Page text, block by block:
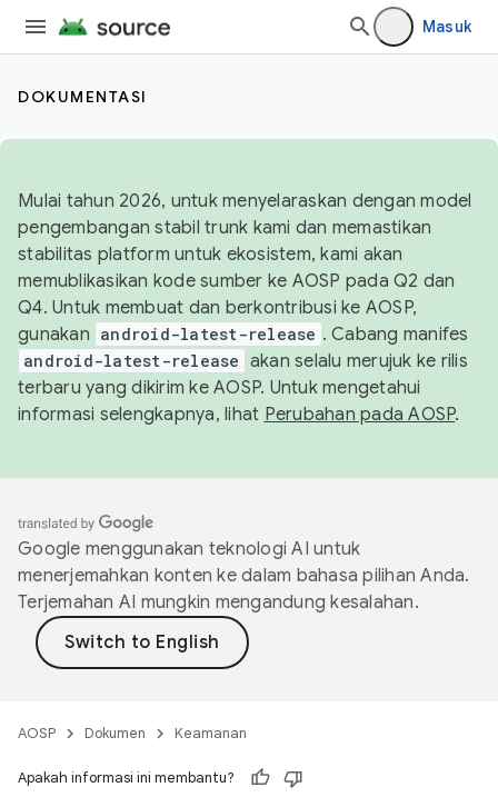
Masuk
DOKUMENTASI
Mulai tahun 2026, untuk menyelaraskan dengan model
pengembangan stabil trunk kami dan memastikan
stabilitas platform untuk ekosistem, kami akan
memublikasikan kode sumber ke AOSP pada Q2 dan
Q4. Untuk membuat dan berkontribusi ke AOSP,
gunakan android-latest-release . Cabang manifes
android-latest-release akan selalu merujuk ke rilis
terbaru yang dikirim ke AOSP. Untuk mengetahui
informasi selengkapnya, lihat Perubahan pada AOSP.
Google menggunakan teknologi AI untuk
menerjemahkan konten ke dalam bahasa pilihan Anda.
Terjemahan AI mungkin mengandung kesalahan.
AOSP Dokumen Keamanan
Apakah informasi ini membantu?